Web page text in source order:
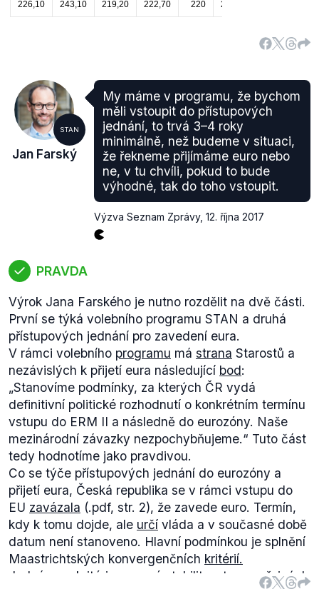
STAN
Jan Farský
My máme v programu, že bychom
měli vstoupit do přístupových
jednání, to trvá 3–4 roky
minimálně, než budeme v situaci,
že řekneme přijímáme euro nebo
ne, v tu chvíli, pokud to bude
výhodné, tak do toho vstoupit.
Výzva Seznam Zprávy, 12. října 2017
PRAVDA
Výrok Jana Farského je nutno rozdělit na dvě části.
První se týká volebního programu STAN a druhá
přístupových jednání pro zavedení eura.
V rámci volebního programu má strana Starostů a
nezávislých k přijetí eura následující bod:
„Stanovíme podmínky, za kterých ČR vydá
definitivní politické rozhodnutí o konkrétním termínu
vstupu do ERM II a následně do eurozóny. Naše
mezinárodní závazky nezpochybňujeme.“ Tuto část
tedy hodnotíme jako pravdivou.
Co se týče přístupových jednání do eurozóny a
přijetí eura, Česká republika se v rámci vstupu do
EU zavázala (.pdf, str. 2), že zavede euro. Termín,
kdy k tomu dojde, ale určí vláda a v současné době
datum není stanoveno. Hlavní podmínkou je splnění
Maastrichtských konvergenčních kritérií.
Jedná se o kritéria cenové stability, stavu veřejných
financí, konvergence úrokových sazeb a účasti v